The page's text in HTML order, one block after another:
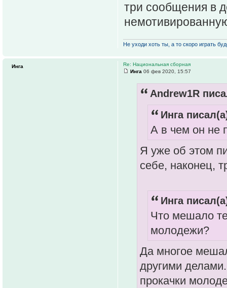
три сообщения в
Не уходи хоть ты, а то скоро играть
Re: Национальная сборная
Инга 06 фев 2020, 15:57
Andrew1R
Инга
А в чем он не
Я уже об этом
себе, наконец,
Инга
Что мешало
молодежи?
Да многое
другими
прокачки
Инга